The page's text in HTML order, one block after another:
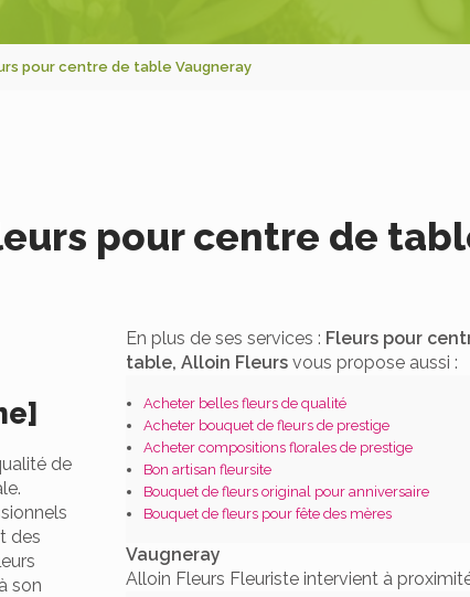
pour centre de table Vaugneray
pour centre de
de
des
son
En plus de ses services : Fleurs pour
table, Alloin Fleursvous propose aussi :
Acheter belles fleurs de qualité
Acheter bouquet de fleurs de prestige
Acheter compositions florales de prestige
Bon artisan fleursite
Bouquet de fleurs original pour anniversaire
Bouquet de fleurs pour fête des mères
Vaugneray
Alloin Fleurs Fleuriste intervient à